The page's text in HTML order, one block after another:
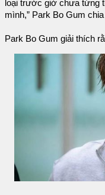
loại trước giờ chưa từng
mình,” Park Bo Gum
Park Bo Gum giải thích